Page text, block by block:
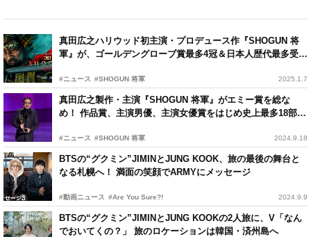
真田広之ハリウッド初主演・プロデュース作『SHOGUN 将
軍』が、ゴールデングローブ賞最多4冠＆日本人歴代最多受
#ニュース #SHOGUN 将軍 2025.1.7
真田広之製作・主演『SHOGUN 将軍』がエミー賞を総な
め！ 作品賞、主演男優、主演女優賞をはじめ史上最多18部門
#ニュース #SHOGUN 将軍 2024.9.18
BTSの“グクミン”JIMINとJUNG KOOK、旅の最後の舞台と
なる札幌へ！ 満面の笑顔でARMYにメッセージ
#動画ニュース #Are You Sure?! 2024.9.9
BTSの“グクミン”JIMINとJUNG KOOKの2人旅に、V「なん
でおいてくの？」 旅のロケーションは韓国・済州島へ